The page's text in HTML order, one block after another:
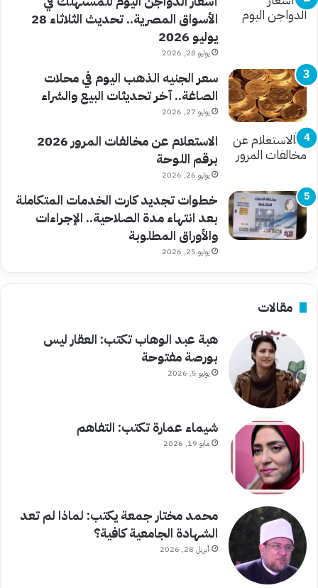
الأسواق المصرية.. تحديث الثلاثاء 28
يوليو 2026
يوليو 28, 2026
سعر الجنيه الذهب اليوم في محلات
الصاغة.. آخر تحديثات البيع والشراء
يوليو 27, 2026
الاستعلام عن مخالفات المرور 2026
برقم اللوحة
يوليو 26, 2026
خطوات تجديد كارت الخدمات المتكاملة
بعد انتهاء مدة الصلاحية.. الإجراءات
والأوراق المطلوبة
يوليو 25, 2026
مقالات
هبة عبد الوهاب تكتب: العقار ليس
بورصة مفتوحة
يونيو 5, 2026
شيماء عمارة تكتب: التفاهم
مايو 19, 2026
محمد مختار جمعة يكتب: لماذا لم تعد
الشهادة الجامعية كافية؟
أبريل 28, 2026